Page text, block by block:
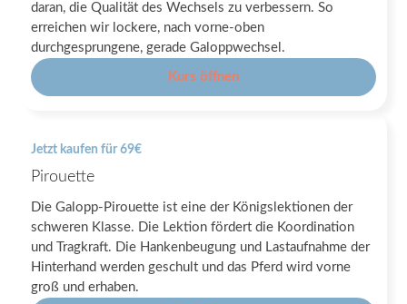
daran, die Qualität des Wechsels zu verbessern. So
erreichen wir lockere, nach vorne-oben
durchgesprungene, gerade Galoppwechsel.
Kurs öffnen
Jetzt kaufen für 69€
Pirouette
Die Galopp-Pirouette ist eine der Königslektionen der
schweren Klasse. Die Lektion fördert die Koordination
und Tragkraft. Die Hankenbeugung und Lastaufnahme der
Hinterhand werden geschult und das Pferd wird vorne
groß und erhaben.